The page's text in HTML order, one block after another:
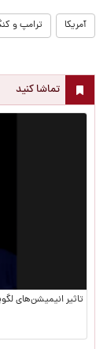
آمریکا ترامپ و
تماشا کنید
تاثیر انیمیشن‌های